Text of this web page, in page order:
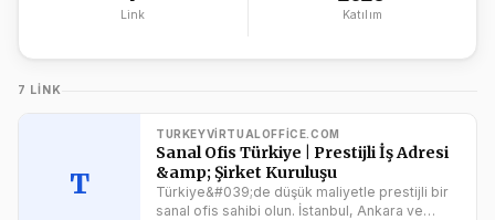
Link Katılım
7 LINK
T
TURKEYVIRTUALOFFICE.COM
Sanal Ofis Türkiye | Prestijli İş Adresi
&amp; Şirket Kuruluşu
Türkiye&#039;de düşük maliyetle prestijli bir
sanal ofis sahibi olun. İstanbul, Ankara ve